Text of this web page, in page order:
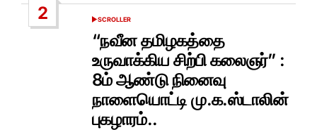
2
POSTED
SCROLLER
“நவீன தமிழகத்தை
உருவாக்கிய சிற்பி கலைஞர்” :
8ம் ஆண்டு நினைவு
நாளையொட்டி மு.க.ஸ்டாலின்
புகழாரம்..